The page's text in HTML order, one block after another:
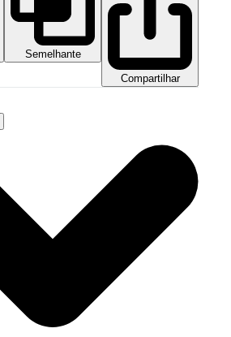
Semelhante
Compartilhar